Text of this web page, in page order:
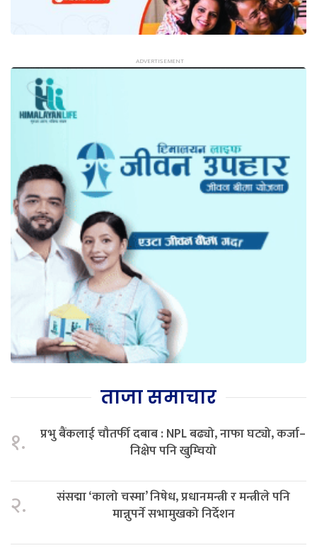
ताजा समाचार
१.
प्रभु बैंकलाई चौतर्फी दबाब : NPL बढ्यो, नाफा घट्यो, कर्जा–
निक्षेप पनि खुम्चियो
२.
संसद्मा ‘कालो चस्मा’ निषेध, प्रधानमन्त्री र मन्त्रीले पनि
मान्नुपर्ने सभामुखको निर्देशन